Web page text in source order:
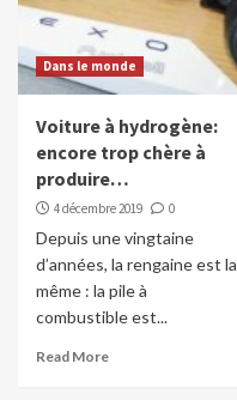
Dans le monde
Voiture à hydrogène:
encore trop chère à
produire…
4 décembre 2019 0
Depuis une vingtaine
d’années, la rengaine est la
même : la pile à
combustible est...
Read More